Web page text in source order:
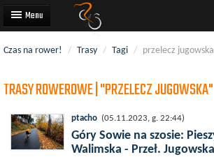
Trasy rowerowe
Wyścigi rowerowe
Użytkownicy
Czas na rower! / Trasy / Tagi / przelecz jugowska
TRASY ROWEROWE | "PRZELECZ JUGOWSKA"
ptacho (05.11.2023, g. 22:44)
Góry Sowie na szosie:
Walimska - Przeł. Jugowska